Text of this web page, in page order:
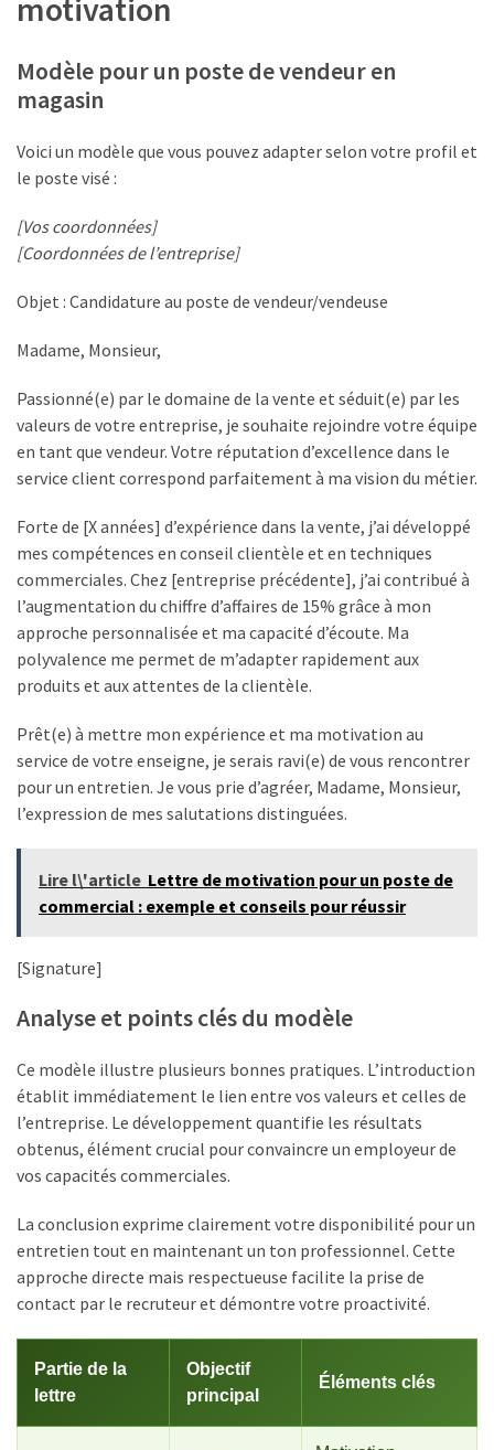
motivation
Modèle pour un poste de vendeur en
magasin
Voici un modèle que vous pouvez adapter selon votre profil et
le poste visé :
[Vos coordonnées]
[Coordonnées de l’entreprise]
Objet : Candidature au poste de vendeur/vendeuse
Madame, Monsieur,
Passionné(e) par le domaine de la vente et séduit(e) par les
valeurs de votre entreprise, je souhaite rejoindre votre équipe
en tant que vendeur. Votre réputation d’excellence dans le
service client correspond parfaitement à ma vision du métier.
Forte de [X années] d’expérience dans la vente, j’ai développé
mes compétences en conseil clientèle et en techniques
commerciales. Chez [entreprise précédente], j’ai contribué à
l’augmentation du chiffre d’affaires de 15% grâce à mon
approche personnalisée et ma capacité d’écoute. Ma
polyvalence me permet de m’adapter rapidement aux
produits et aux attentes de la clientèle.
Prêt(e) à mettre mon expérience et ma motivation au
service de votre enseigne, je serais ravi(e) de vous rencontrer
pour un entretien. Je vous prie d’agréer, Madame, Monsieur,
l’expression de mes salutations distinguées.
Lire l\'article Lettre de motivation pour un poste de
commercial : exemple et conseils pour réussir
[Signature]
Analyse et points clés du modèle
Ce modèle illustre plusieurs bonnes pratiques. L’introduction
établit immédiatement le lien entre vos valeurs et celles de
l’entreprise. Le développement quantifie les résultats
obtenus, élément crucial pour convaincre un employeur de
vos capacités commerciales.
La conclusion exprime clairement votre disponibilité pour un
entretien tout en maintenant un ton professionnel. Cette
approche directe mais respectueuse facilite la prise de
contact par le recruteur et démontre votre proactivité.
Partie de la
lettre
Objectif
principal
Éléments clés